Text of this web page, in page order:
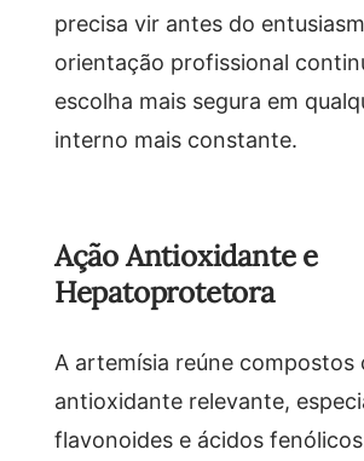
precisa vir antes do
orientação profissional
escolha mais segura em
interno mais constante.
Ação Antioxidante e
Hepatoprotetora
A artemísia reúne compostos
antioxidante relevante,
flavonoides e ácidos